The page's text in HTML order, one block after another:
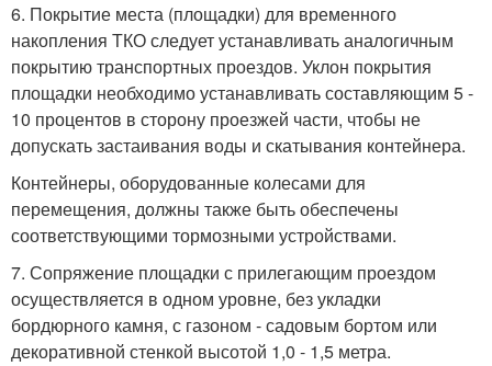
6. Покрытие места (площадки) для временного
накопления ТКО следует устанавливать аналогичным
покрытию транспортных проездов. Уклон покрытия
площадки необходимо устанавливать составляющим 5 -
10 процентов в сторону проезжей части, чтобы не
допускать застаивания воды и скатывания контейнера.
Контейнеры, оборудованные колесами для
перемещения, должны также быть обеспечены
соответствующими тормозными устройствами.
7. Сопряжение площадки с прилегающим проездом
осуществляется в одном уровне, без укладки
бордюрного камня, с газоном - садовым бортом или
декоративной стенкой высотой 1,0 - 1,5 метра.